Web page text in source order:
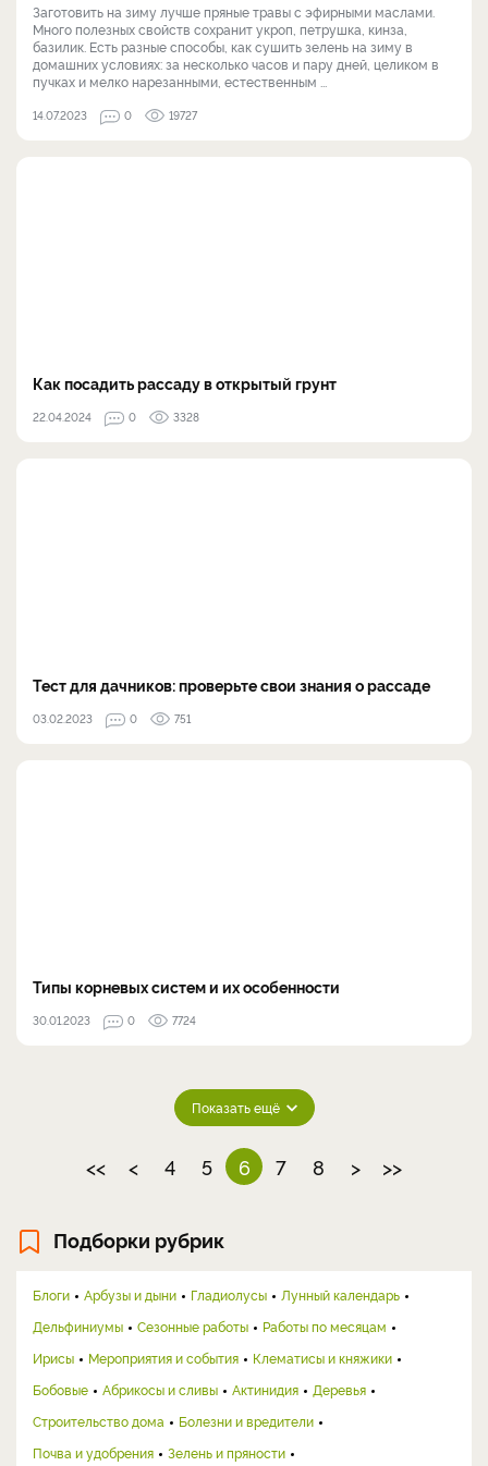
Заготовить на зиму лучше пряные травы с эфирными маслами.
Много полезных свойств сохранит укроп, петрушка, кинза,
базилик. Есть разные способы, как сушить зелень на зиму в
домашних условиях: за несколько часов и пару дней, целиком в
пучках и мелко нарезанными, естественным ...
14.07.2023 0 19727
Как посадить рассаду в открытый грунт
22.04.2024 0 3328
Тест для дачников: проверьте свои знания о рассаде
03.02.2023 0 751
Типы корневых систем и их особенности
30.01.2023 0 7724
Показать ещё
<< < 4 5 6 7 8 > >>
Подборки рубрик
Блоги Арбузы и дыни Гладиолусы
Лунный календарь
Дельфиниумы
Сезонные работы
Работы по месяцам
Ирисы
Мероприятия и события
Клематисы и княжики
Бобовые
Абрикосы и сливы Актинидия
Деревья
Строительство дома
Болезни и вредители
Почва и удобрения
Зелень и пряности